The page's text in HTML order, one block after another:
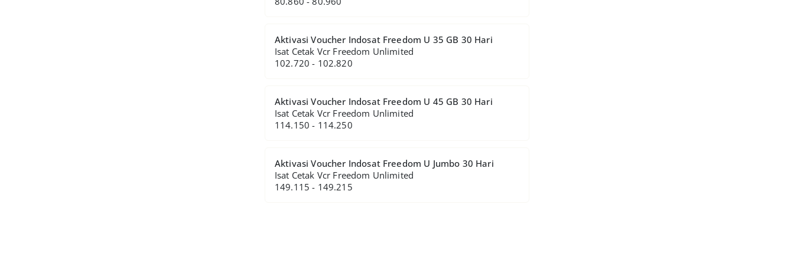
Aktivasi Voucher Indosat Freedom U 35 GB 30 Hari
Isat Cetak Vcr Freedom Unlimited
102.720 - 102.820
Aktivasi Voucher Indosat Freedom U 45 GB 30 Hari
Isat Cetak Vcr Freedom Unlimited
114.150 - 114.250
Aktivasi Voucher Indosat Freedom U Jumbo 30 Hari
Isat Cetak Vcr Freedom Unlimited
149.115 - 149.215